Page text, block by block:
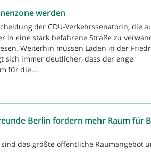
werden
der CDU-Verkehrssenatorin, die
in eine stark befahrene Straße zu
Weiterhin müssen Läden in der
sich immer deutlicher, dass der enge
für die...
Berlin fordern mehr Raum für
das größte öffentliche Raumangebot